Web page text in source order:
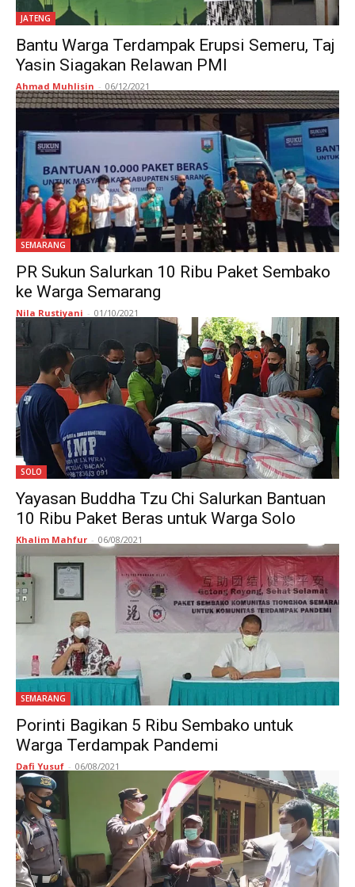
JATENG
Bantu Warga Terdampak Erupsi Semeru, Taj
Yasin Siagakan Relawan PMI
Ahmad Muhlisin - 06/12/2021
SEMARANG
PR Sukun Salurkan 10 Ribu Paket Sembako
ke Warga Semarang
Nila Rustiyani - 01/10/2021
SOLO
Yayasan Buddha Tzu Chi Salurkan Bantuan
10 Ribu Paket Beras untuk Warga Solo
Khalim Mahfur - 06/08/2021
SEMARANG
Porinti Bagikan 5 Ribu Sembako untuk
Warga Terdampak Pandemi
Dafi Yusuf - 06/08/2021